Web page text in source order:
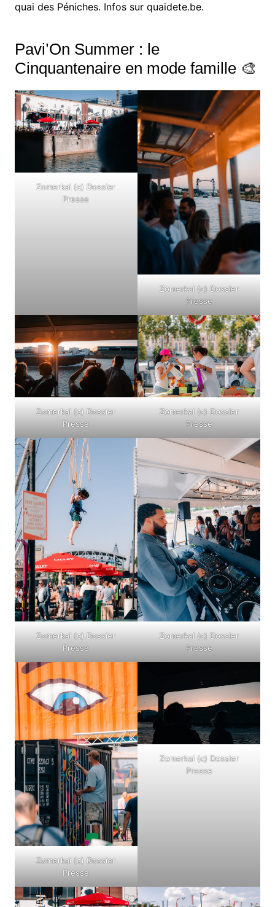
quai des Péniches. Infos sur quaidete.be.
Pavi’On Summer : le
Cinquantenaire en mode famille 🎨
Zomerkai (c) Dossier
Presse
Zomerkai (c) Dossier
Presse
Zomerkai (c) Dossier
Presse
Zomerkai (c) Dossier
Presse
Zomerkai (c) Dossier
Presse
Zomerkai (c) Dossier
Presse
Zomerkai (c) Dossier
Presse
Zomerkai (c) Dossier
Presse